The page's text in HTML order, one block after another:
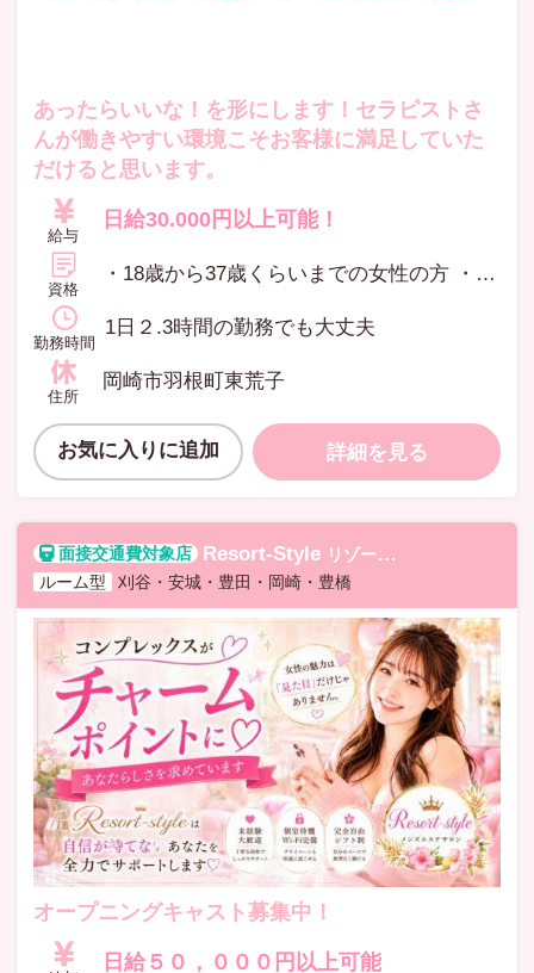
あったらいいな！を形にします！セラピストさ
んが働きやすい環境こそお客様に満足していた
だけると思います。
給与
日給30.000円以上可能！
資格
・18歳から37歳くらいまでの女性の方 ・大学生、シングルマザー応援します ・経験・学歴は不問(高校生不可) ・アロマ・マッサージ等に興味がある方 ・礼儀やマナーを大切にする方 ・経験者優遇 ・未経験の方大歓迎 ※未経験の方でもビデオや女性講師による研修制度あり(希望者のみ） ・マッサージ等の実務経験者大歓迎
勤務時間
1日２.3時間の勤務でも大丈夫
住所
岡崎市羽根町東荒子
お気に入りに追加 詳細を見る
Resort-Style リゾートスタイル
ルーム型
刈谷・安城・豊田・岡崎・豊橋
オープニングキャスト募集中！
日給５０，０００円以上可能